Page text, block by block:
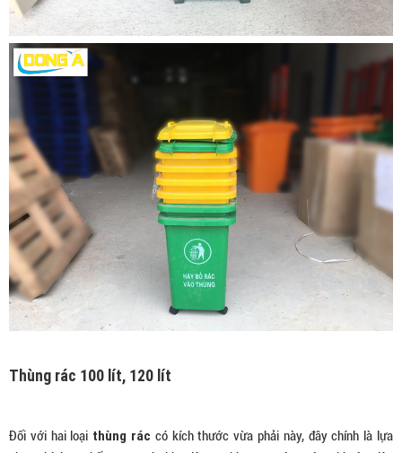
Thùng rác 100 lít, 120 lít
Đối với hai loại thùng rác có kích thước vừa phải này, đây chính là lựa